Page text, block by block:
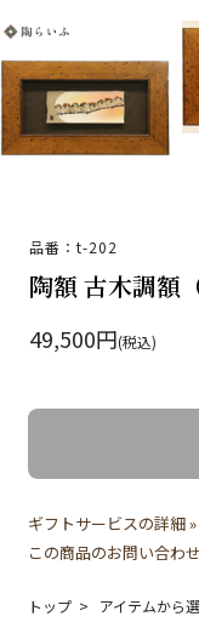
品番：t-202
陶額 古木調額
49,500円(税込)
ギフトサービスの詳細 »
この商品のお問い合わ
トップ アイテムから